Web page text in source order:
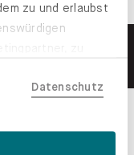
zu und erlaubst
werden
Datenschutz